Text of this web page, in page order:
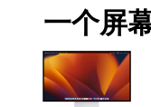
一个屏